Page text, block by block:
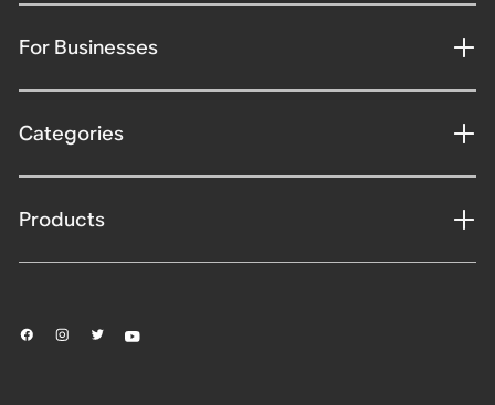
For Businesses
Categories
Products